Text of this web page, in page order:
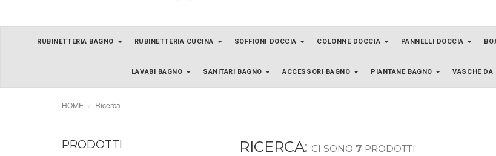
RUBINETTERIA BAGNO RUBINETTERIA CUCINA SOFFIONI DOCCIA COLONNE DOCCIA PANNELLI DOCCIA
LAVABI BAGNO SANITARI BAGNO ACCESSORI BAGNO PIANTANE BAGNO VASCHE DA
HOME Ricerca
PRODOTTI RICERCA: CI SONO 7 PRODOTTI